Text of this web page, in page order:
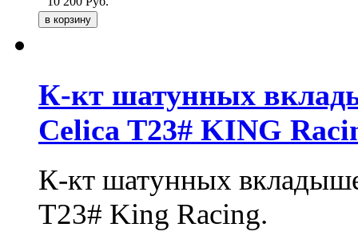
К-кт шатунных
Celica T23# KING
К-кт шатунных
T23# King Racing.